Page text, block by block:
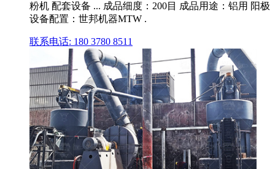
粉机 配套设备 ... 成品细度：200目 成品用途：铝用 阳极
设备配置：世邦机器MTW .
联系电话: 180 3780 8511